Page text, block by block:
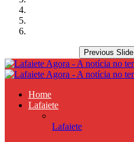
Previous Slide
Home
Lafaiete
Lafaiete